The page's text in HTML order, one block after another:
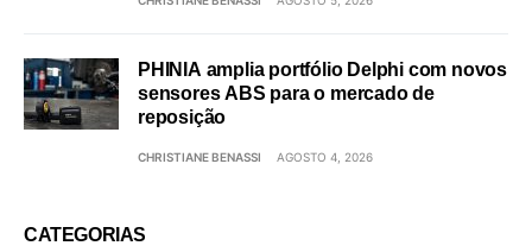
PHINIA amplia portfólio Delphi com novos
sensores ABS para o mercado de
reposição
CHRISTIANE BENASSI AGOSTO 4, 2026
CATEGORIAS